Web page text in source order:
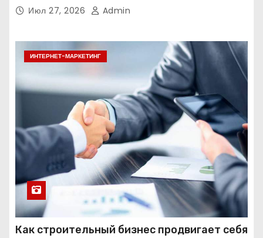
Июл 27, 2026 Admin
ИНТЕРНЕТ-МАРКЕТИНГ
Как строительный бизнес продвигает себя